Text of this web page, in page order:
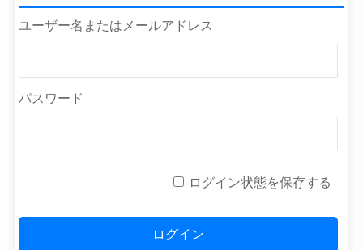
ユーザー名またはメールアドレス
パスワード
ログイン状態を保存する